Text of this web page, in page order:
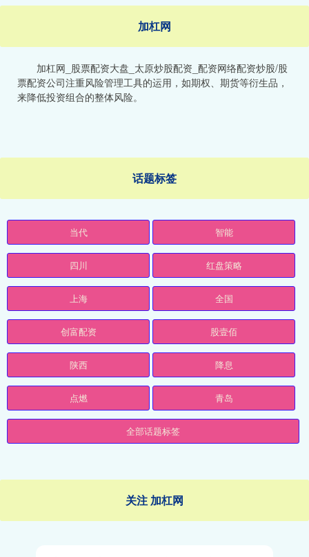
加杠网
加杠网_股票配资大盘_太原炒股配资_配资网络配资炒股/股
票配资公司注重风险管理工具的运用，如期权、期货等衍生品，
来降低投资组合的整体风险。
话题标签
当代 智能
四川 红盘策略
上海 全国
创富配资 股壹佰
陕西 降息
点燃 青岛
全部话题标签
关注 加杠网